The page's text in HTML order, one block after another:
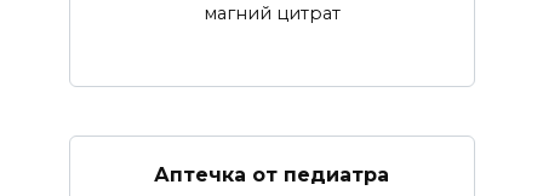
магний цитрат
Аптечка от педиатра